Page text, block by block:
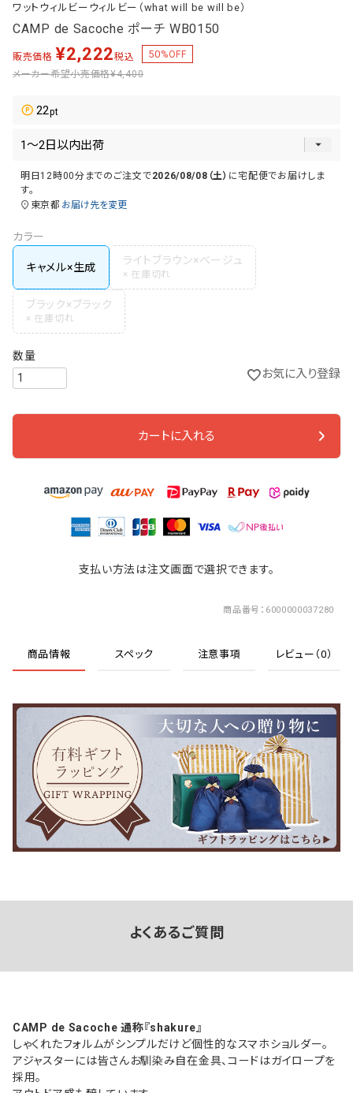
ワットウィルビーウィルビー（what will be will be）
CAMP de Sacoche ポーチ WB0150
販売価格 ¥2,222税込 50%OFF
メーカー希望小売価格¥4,400
22
明日12時00分 までのご注文で2026/08/08（土） に宅配便でお届けしま
す。
東京都 お届け先を変更
カラー
キャメル×生成
ライトブラウン×ベージュ
ブラック×ブラック
お気に入り登録
カートに入れる
支払い方法は注文画面で選択できます。
商品番号 6000000037280
商品情報 スペック 注意事項 レビュー（0）
よくあるご質問
CAMP de Sacoche 通称『shakure』
しゃくれたフォルムがシンプルだけど個性的なスマホショルダー。
アジャスターには皆さんお馴染み自在金具、コードはガイロープを
採用。